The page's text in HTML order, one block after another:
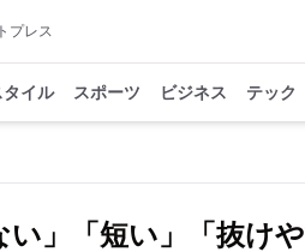
プレス
タイル スポーツ ビジネス テック
い」「短い」「抜け